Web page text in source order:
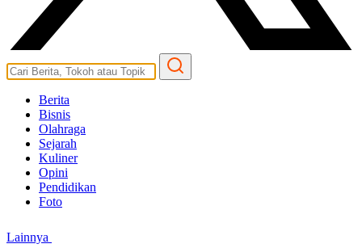
Berita
Bisnis
Olahraga
Sejarah
Kuliner
Opini
Pendidikan
Foto
Lainnya